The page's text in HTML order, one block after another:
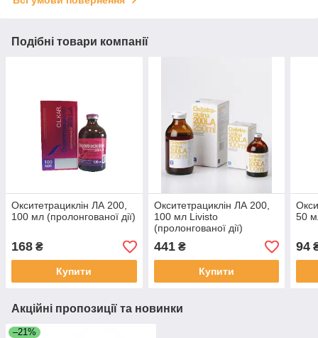
Подібні товари компанії
Окситетрациклін ЛА 200,
100 мл (пролонгованої дії)
168 ₴
Купити
Окситетрациклін ЛА 200,
100 мл Livisto
(пролонгованої дії)
441₴
Купити
50
94
Акційні пропозиції та новинки
–21%